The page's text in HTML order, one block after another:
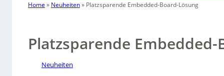
Home » Neuheiten» Platzsparende Embedded-Board-Lösung
Platzsparende Embedded-
Neuheiten